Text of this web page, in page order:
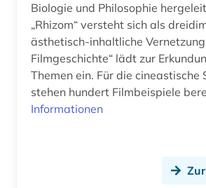
auswanderung (2)
authentizität (1)
autobiografie (2)
autobiografische literatur (3)
Biologie und Philosophie
„Rhizom“ versteht sich als
ästhetisch-inhaltliche
Filmgeschichte“ lädt zur
Themen ein. Für die cineastische
stehen hundert Filmbeispiele
Informationen